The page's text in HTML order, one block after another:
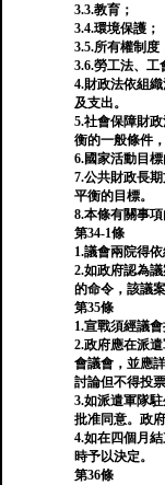
3.3.教育；
3.4.環境保護；
3.5.所有權制度
3.6.勞工法、工
4.財政法依組
及支出。
5.社會保障財
衡的一般條件
6.國家活動目標
7.公共財政長
平衡的目標。
8.本條有關事項
第34-1條
1.議會兩院得
2.如政府認為
的命令，該議
第35條
1.宣戰須經議會
2.政府應在派
會議會，並應
討論但不得投票
3.如派遣軍隊
批准同意。政
4.如在四個月
時予以決定。
第36條